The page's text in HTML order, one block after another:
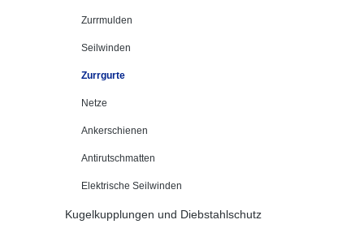
Zurrmulden
Seilwinden
Zurrgurte
Netze
Ankerschienen
Antirutschmatten
Elektrische Seilwinden
Kugelkupplungen und Diebstahlschutz